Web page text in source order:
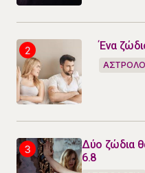
Ένα
Δύο ζώδια
6.8